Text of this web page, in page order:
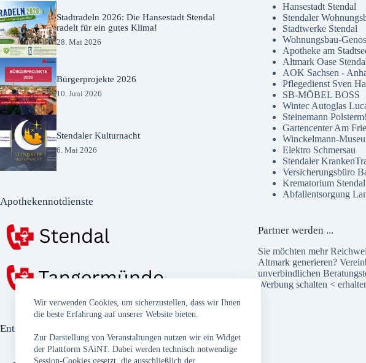
Wir verwenden Cookies, um sicherzustellen, dass wir Ihnen
die beste Erfahrung auf unserer Website bieten.
Zur Darstellung von Veranstaltungen nutzen wir ein Widget
der Plattform SAiNT. Dabei werden technisch notwendige
Session-Cookies gesetzt, die ausschließlich der
Stadtradeln 2026: Die Hansestadt Stendal
radelt für ein gutes Klima!
28. Mai 2026
Bürgerprojekte 2026
10. Juni 2026
Stendaler Kulturnacht
6. Mai 2026
Apothekennotdienste
Entsorgungstermine
Hansestadt Stendal
Stendaler
Stadtwerke Stendal
Wohnungsbau-
Apotheke am
Altmark Oase
AOK Sachsen -
Pflegedienst Sven
SB-MÖBEL BOSS
Wintec Autoglas
Steinemann
Gartencenter Am
Winckelmann-
Elektro Schmersau
Stendaler
Versicherungsbüro
Krematorium Stendal
Abfallentsorgung
Partner werden ...
Sie möchten mehr
Altmark generieren?
unverbindlichen
Werbung schalten <